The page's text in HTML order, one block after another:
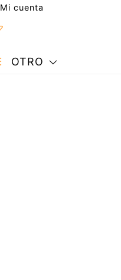
Mi cuenta
OTRO